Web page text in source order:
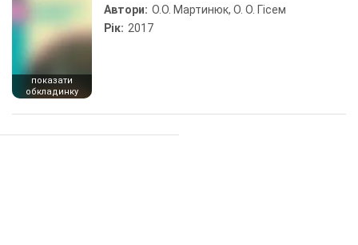
показати
обкладинку
Автори: О.О. Мартинюк, О. О. Гісем
Рік: 2017